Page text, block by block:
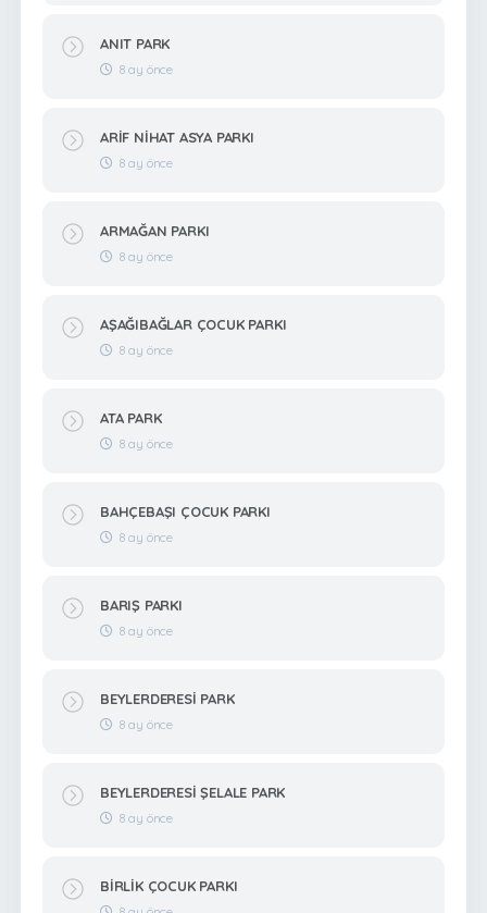
ANIT PARK
8 ay önce
ARİF NİHAT ASYA PARKI
8 ay önce
ARMAĞAN PARKI
8 ay önce
AŞAĞIBAĞLAR ÇOCUK PARKI
8 ay önce
ATA PARK
8 ay önce
BAHÇEBAŞI ÇOCUK PARKI
8 ay önce
BARIŞ PARKI
8 ay önce
BEYLERDERESİ PARK
8 ay önce
BEYLERDERESİ ŞELALE PARK
8 ay önce
BİRLİK ÇOCUK PARKI